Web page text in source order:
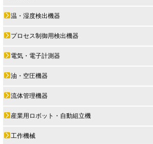
温・湿度検出機器
プロセス制御用検出機器
電気・電子計測器
油・空圧機器
流体管理機器
産業用ロボット・自動組立機
工作機械